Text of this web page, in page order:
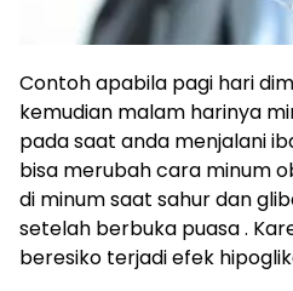
Contoh apabila pagi hari
kemudian malam harinya
pada saat anda menjalani
bisa merubah cara minum
di minum saat sahur dan
setelah berbuka puasa .
beresiko terjadi efek